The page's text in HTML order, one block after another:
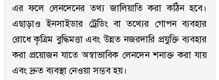
এর ফলে লেনদেনের তথ্য জালিয়াতি করা কঠিন হবে।
এছাড়াও ইনসাইডার ট্রেডিং বা তথ্যের গোপন ব্যবহার
রোধে কৃত্রিম বুদ্ধিমত্তা এবং উন্নত নজরদারি প্রযুক্তি ব্যবহার
করা প্রয়োজন যাতে অস্বাভাবিক লেনদেন শনাক্ত করা যায়
এবং দ্রুত ব্যবস্থা নেওয়া সম্ভব হয়।